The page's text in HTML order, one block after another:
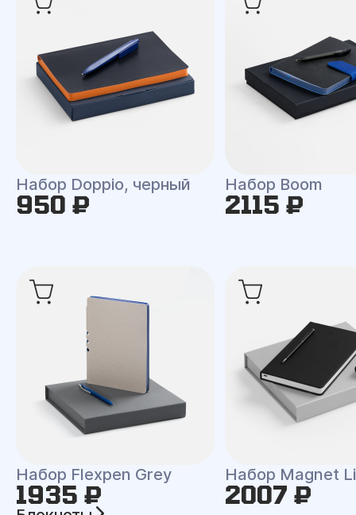
Набор Doppio, черный
950 ₽
Набор Boom
2115 ₽
Набор Flexpen Grey
1935 ₽
Набор Magnet
2007 ₽